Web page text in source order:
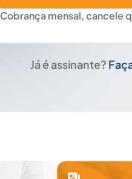
Cobrança mensal, cancele
Já é assinante?